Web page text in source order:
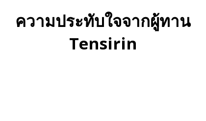
ความประทับใจจากผู้ทาน
Tensirin